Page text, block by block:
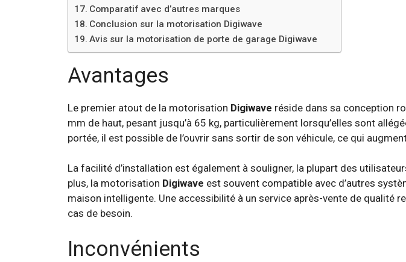
Comparatif avec d’autres marques
Conclusion sur la motorisation Digiwave
Avis sur la motorisation de porte de garage Digiwave
Avantages
Le premier atout de la motorisation Digiwave réside dans sa conception
mm de haut, pesant jusqu’à 65 kg, particulièrement lorsqu’elles sont
portée, il est possible de l’ouvrir sans sortir de son véhicule, ce qui
La facilité d’installation est également à souligner, la plupart des
plus, la motorisation Digiwave est souvent compatible avec d’autres
maison intelligente. Une accessibilité à un service après-vente de qualité
cas de besoin.
Inconvénients